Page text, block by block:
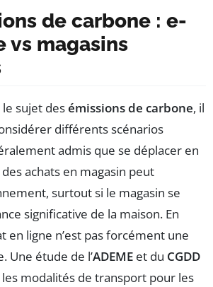
de carbone : e-
vs magasins
le sujet desémissions de carbone, il
différents scénarios
admis que se déplacer en
achats en magasin peut
surtout si le magasin se
significative de la maison. En
en ligne n’est pas forcément une
Une étude de l’ADEME et du CGDD
modalités de transport pour les